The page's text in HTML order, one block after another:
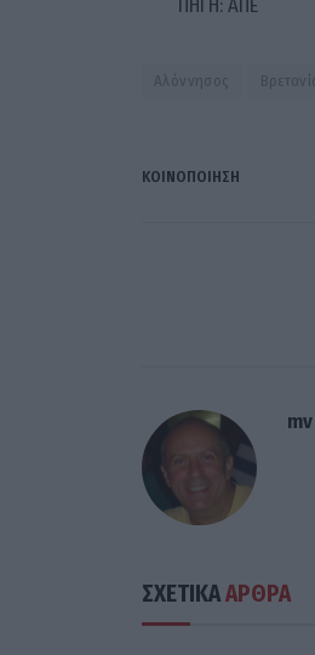
ΠΗΓΗ: ΑΠΕ
Αλόννησος Βρετανία
ΚΟΙΝΟΠΟΊΗΣΗ
mv
ΣΧΕΤΙΚΑΑΡΘΡΑ